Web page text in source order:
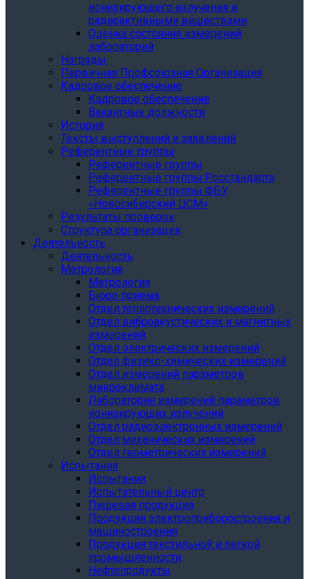
ионизирующего излучения и
радиоактивными веществами
Оценка состояния измерений
лабораторий
Награды
Первичная Профсоюзная Организация
Кадровое обеспечение
Кадровое обеспечение
Вакантные должности
История
Тексты выступлений и заявлений
Референтные группы
Референтные группы
Референтные группы Росстандарта
Референтные группы ФБУ
«Новосибирский ЦСМ»
Результаты проверок
Структура организации
Деятельность
Деятельность
Метрология
Метрология
Бюро приема
Отдел теплотехнических измерений
Отдел виброакустических и магнитных
измерений
Отдел электрических измерений
Отдел физико-химических измерений
Отдел измерений параметров
микроклимата
Лаборатория измерений параметров
ионизирующих излучений
Отдел радиоэлектронных измерений
Отдел механических измерений
Отдел геометрических измерений
Испытания
Испытания
Испытательный центр
Пищевая продукция
Продукция электроприборостроения и
машиностроения
Продукция текстильной и легкой
промышленности
Нефтепродукты